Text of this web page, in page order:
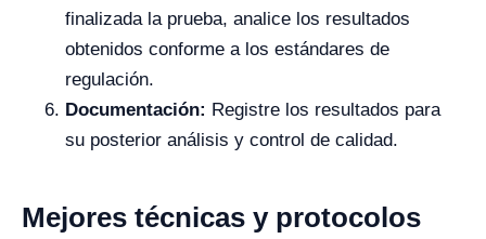
finalizada la prueba, analice los resultados
obtenidos conforme a los estándares de
regulación.
Documentación: Registre los resultados para
su posterior análisis y control de calidad.
Mejores técnicas y protocolos